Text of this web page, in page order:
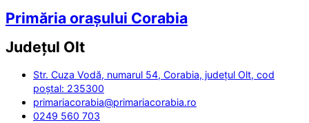
Primăria orașului Corabia
Județul Olt
Str. Cuza Vodă, numarul 54, Corabia, județul Olt, cod
poștal: 235300
primariacorabia@primariacorabia.ro
0249 560 703